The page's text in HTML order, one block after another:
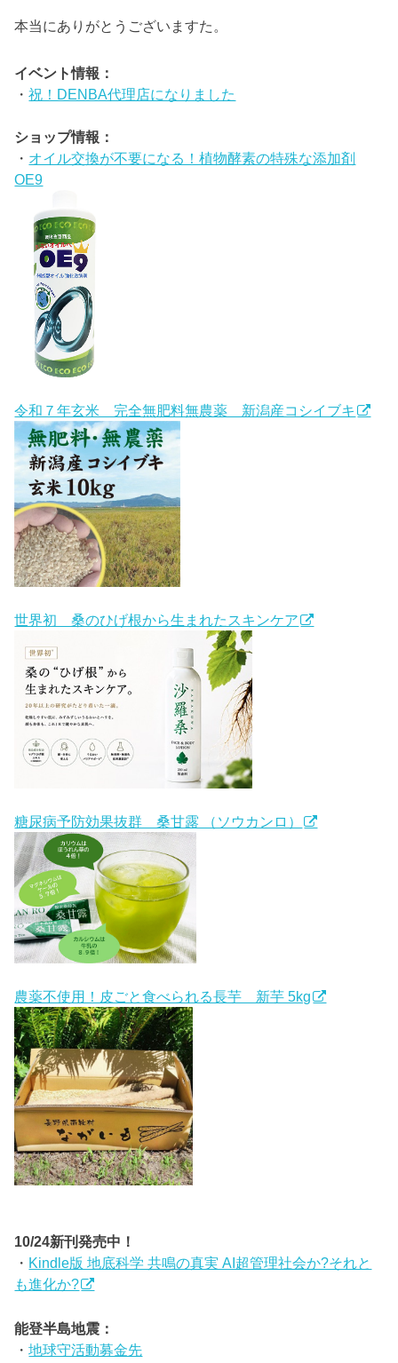
本当にありがとうございますた。
イベント情報：
・祝！DENBA代理店になりました
ショップ情報：
・ オイル交換が不要になる！植物酵素の特殊な添加剤
OE9
令和７年玄米 完全無肥料無農薬 新潟産コシイブキ
世界初 桑のひげ根から生まれたスキンケア
糖尿病予防効果抜群 桑甘露 （ソウカンロ）
農薬不使用！皮ごと食べられる長芋 新芋 5kg
10/24新刊発売中！
・ Kindle版 地底科学 共鳴の真実 AI超管理社会か?それと
も進化か?
能登半島地震：
・地球守活動募金先